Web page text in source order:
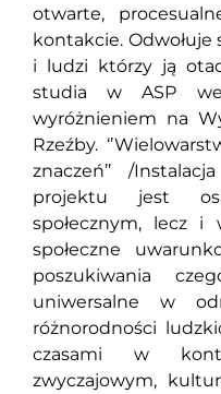
otwarte,
kontakcie. Odwołuje
i ludzi którzy ją
studia w ASP
wyróżnieniem na
Rzeźby.
znaczeń’’ /
projektu jest
społecznym, lecz i
społeczne
poszukiwania
uniwersalne w
różnorodności
czasami w
zwyczajowym,